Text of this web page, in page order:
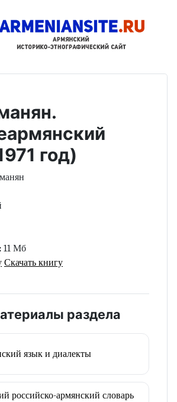
год)
11 Мб
Скачать книгу
раздела
язык и диалекты
российско-армянский словарь